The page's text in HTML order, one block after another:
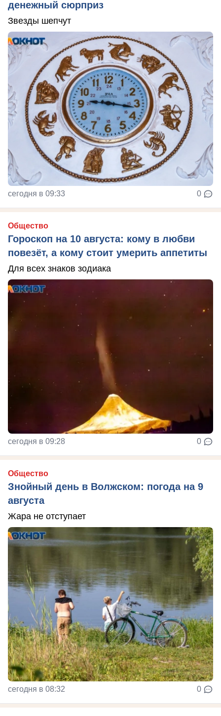
денежный сюрприз
Звезды шепчут
сегодня в 09:33 0
Общество
Гороскоп на 10 августа: кому в любви
повезёт, а кому стоит умерить аппетиты
Для всех знаков зодиака
сегодня в 09:28 0
Общество
Знойный день в Волжском: погода на 9
августа
Жара не отступает
сегодня в 08:32 0